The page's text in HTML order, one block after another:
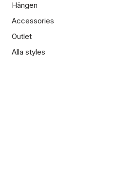
Hängen
Accessories
Outlet
Alla styles